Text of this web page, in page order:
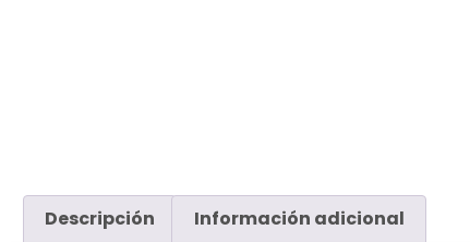
Descripción Información adicional